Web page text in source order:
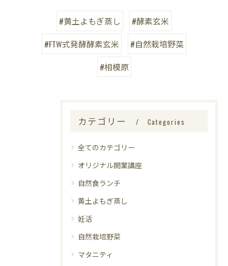
#黄土よもぎ蒸し
#酵素玄米
#FTW式発酵酵素玄米
#自然栽培野菜
#相模原
カテゴリー Categories
全てのカテゴリー
オリジナル開業講座
自然食ランチ
黄土よもぎ蒸し
妊活
自然栽培野菜
マタニティ